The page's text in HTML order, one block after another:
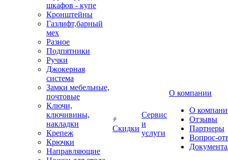
шкафов - купе
Кронштейны
Газлифт,барный
мех
Разное
Подпятники
Ручки
Джокерная
система
Замки мебельные,
почтовые
Ключи,
ключивины,
накладки
Крепеж
Крючки
Направляющие
Скидки
Сервис
и
услуги
О компании
О
Отзывы
Партнеры
Вопрос-